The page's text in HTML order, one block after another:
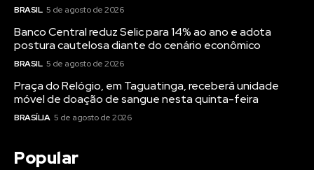
BRASIL 5 de agosto de 2026
Banco Central reduz Selic para 14% ao ano e adota
postura cautelosa diante do cenário econômico
BRASIL 5 de agosto de 2026
Praça do Relógio, em Taguatinga, receberá unidade
móvel de doação de sangue nesta quinta-feira
BRASÍLIA 5 de agosto de 2026
Popular